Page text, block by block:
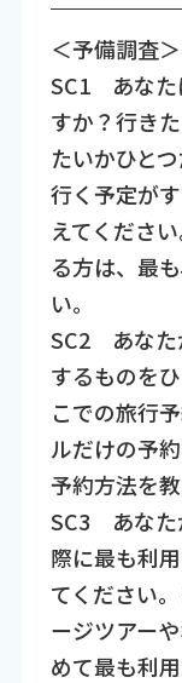
＜予備調査＞
SC1 あなた
すか？行き
たいかひと
行く予定が
えてくださ
る方は、最
い。
SC2 あなた
するものを
こでの旅行
ルだけの予
予約方法を教
SC3 あなた
際に最も利
てください
ージツアー
めて最も利